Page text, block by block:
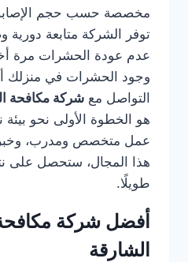
مخصصة حسب حجم الإصابة.
توفر الشركة متابعة
عدم عودة الحشرات مرة
وجود الحشرات في منزلك
التواصل مع شركة مكافحة
هو الخطوة الأولى نحو
عمل متخصص ومدرب،
هذا المجال، ستحصل على
طويلًا.
أفضل شركة
الشارقة